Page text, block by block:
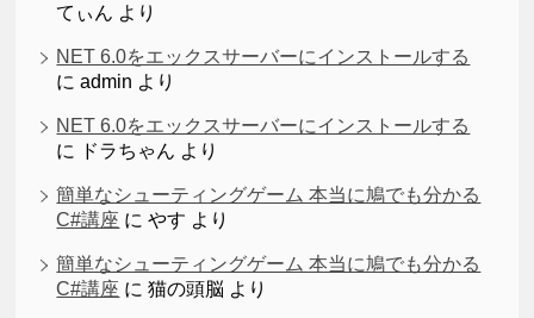
てぃん より
NET 6.0をエックスサーバーにインストールする
にadmin より
NET 6.0をエックスサーバーにインストールする
に
ドラちゃん より
簡単なシューティングゲーム 本当に鳩でも分かる
C#講座 にやす より
簡単なシューティングゲーム 本当に鳩でも分かる
C#講座 に猫の頭脳 より